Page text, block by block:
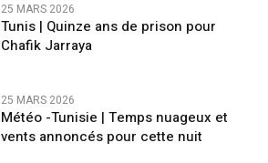
25 MARS 2026
Tunis | Quinze ans de prison pour
Chafik Jarraya
25 MARS 2026
Météo -Tunisie | Temps nuageux et
vents annoncés pour cette nuit